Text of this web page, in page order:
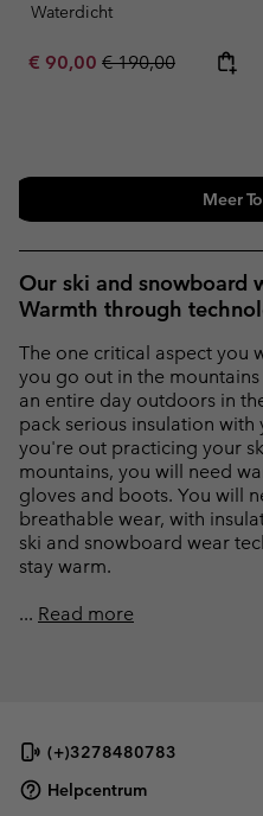
Waterdicht
Sale price:
€ 90,00 Regular price:
€ 190,00
Meer
Our ski and snowboard
Warmth through
The one critical aspect you
you go out in the
an entire day outdoors in
pack serious insulation with
you're out practicing your
mountains, you will need
gloves and boots. You will
breathable wear, with
ski and snowboard wear
stay warm.
... Read more
(+)3278480783
Helpcentrum